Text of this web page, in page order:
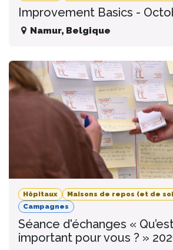
Improvement Basics -
Namur, Belgique
Hôpitaux Maisons de repos (et de
Campagnes
Séance d'échanges «
important pour vous ? »